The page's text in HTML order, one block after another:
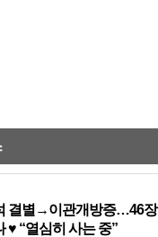
결별→이관개방증…46장
♥ “열심히 사는 중”